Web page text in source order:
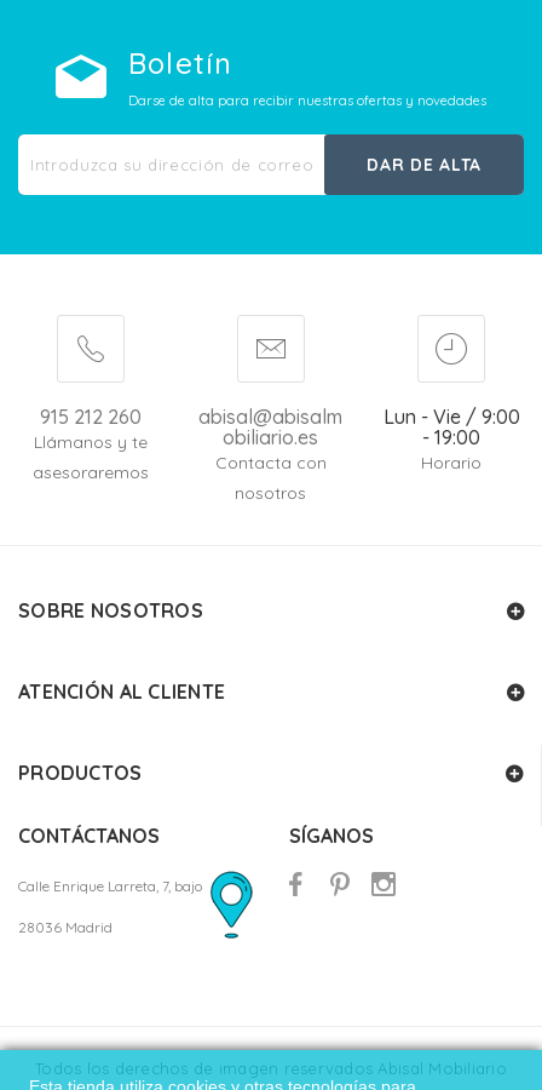
Boletín
Darse de alta para recibir nuestras ofertas y novedades
DAR DE ALTA
915 212 260
Llámanos y te
asesoraremos
abisal@abisalm
obiliario.es
Contacta con
nosotros
Lun - Vie / 9:00
- 19:00
Horario
SOBRE NOSOTROS
ATENCIÓN AL CLIENTE
PRODUCTOS
CONTÁCTANOS
Calle Enrique Larreta, 7, bajo
28036 Madrid
SÍGANOS
Todos los derechos de imagen reservados Abisal Mobiliario